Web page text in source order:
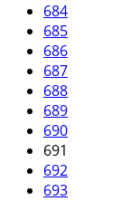
684
685
686
687
688
689
690
691
692
693